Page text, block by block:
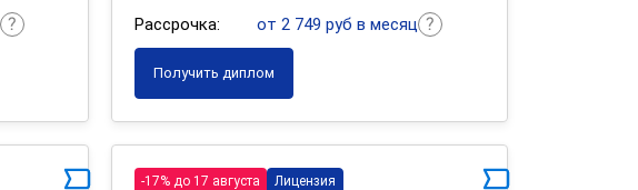
Рассрочка:
от 2 749 руб в месяц
Получить диплом
-17% до 17 августа Лицензия